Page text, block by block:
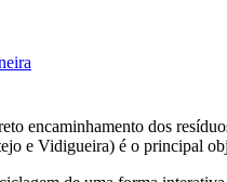
encaminhamento dos
e Vidigueira) é o principal